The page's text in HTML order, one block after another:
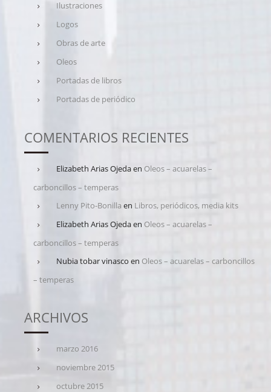
Ilustraciones
Logos
Obras de arte
Oleos
Portadas de libros
Portadas de periódico
COMENTARIOS RECIENTES
Elizabeth Arias Ojedaen Oleos – acuarelas –
carboncillos – temperas
Lenny Pito-Bonilla en Libros, periódicos, media kits
Elizabeth Arias Ojedaen Oleos – acuarelas –
carboncillos – temperas
Nubia tobar vinasco en Oleos – acuarelas – carboncillos
– temperas
ARCHIVOS
marzo 2016
noviembre 2015
octubre 2015